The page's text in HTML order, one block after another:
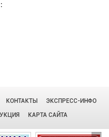
КОНТАКТЫ
ЭКСПРЕСС-ИНФО
КАРТА САЙТА